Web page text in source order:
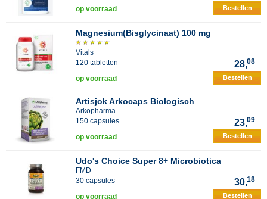
op voorraad Bestellen
Magnesium(Bisglycinaat) 100 mg
Vitals
120 tabletten
28,08
op voorraad Bestellen
Artisjok Arkocaps Biologisch
Arkopharma
150 capsules
23,09
op voorraad Bestellen
Udo's Choice Super 8+ Microbiotica
FMD
30 capsules
30,18
op voorraad Bestellen